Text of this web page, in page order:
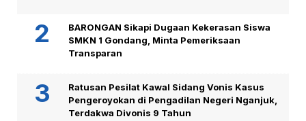
BARONGAN Sikapi Dugaan Kekerasan Siswa
SMKN 1 Gondang, Minta Pemeriksaan
Transparan
Ratusan Pesilat Kawal Sidang Vonis Kasus
Pengeroyokan di Pengadilan Negeri Nganjuk,
Terdakwa Divonis 9 Tahun